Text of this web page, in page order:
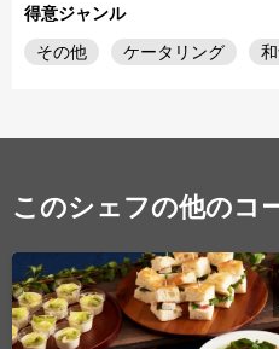
得意ジャンル
その他
ケータリング
このシェフの他のコ